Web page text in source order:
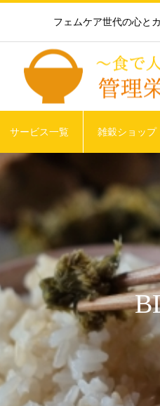
フェムケア世代の心と
サービス一覧 雑穀ショップ